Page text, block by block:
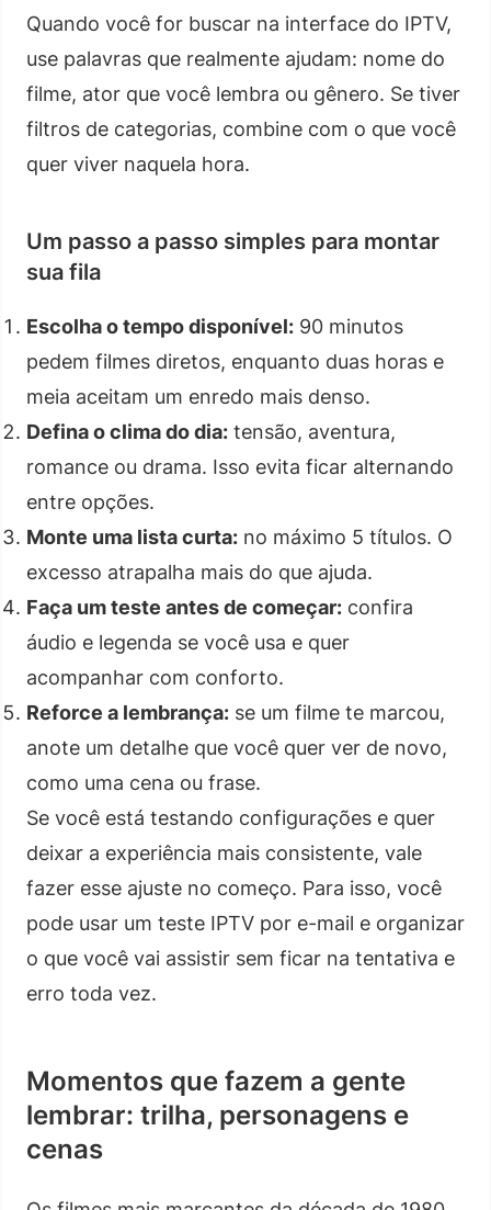
Quando você for buscar na interface do IPTV,
use palavras que realmente ajudam: nome do
filme, ator que você lembra ou gênero. Se tiver
filtros de categorias, combine com o que você
quer viver naquela hora.
Um passo a passo simples para montar
sua fila
Escolha o tempo disponível: 90 minutos
pedem filmes diretos, enquanto duas horas e
meia aceitam um enredo mais denso.
Defina o clima do dia: tensão, aventura,
romance ou drama. Isso evita ficar alternando
entre opções.
Monte uma lista curta: no máximo 5 títulos. O
excesso atrapalha mais do que ajuda.
Faça um teste antes de começar: confira
áudio e legenda se você usa e quer
acompanhar com conforto.
Reforce a lembrança: se um filme te marcou,
anote um detalhe que você quer ver de novo,
como uma cena ou frase.
Se você está testando configurações e quer
deixar a experiência mais consistente, vale
fazer esse ajuste no começo. Para isso, você
pode usar um teste IPTV por e-mail e organizar
o que você vai assistir sem ficar na tentativa e
erro toda vez.
Momentos que fazem a gente
lembrar: trilha, personagens e
cenas